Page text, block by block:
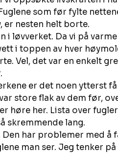
som før fylte
er nesten helt borte.
i løvverket. Da vi på
i toppen av hver
Vel, det var en enkelt
er det noen ytterst
store flak av dem før,
høre her. Lista over
skremmende lang.
har problemer med å
man ser. Jeg tenker